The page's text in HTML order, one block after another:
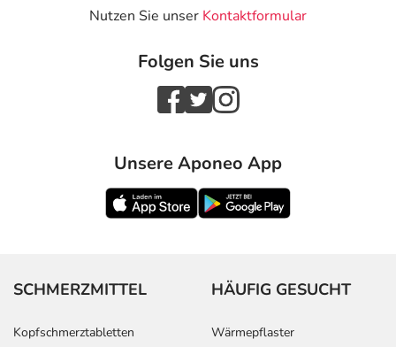
Nutzen Sie unser Kontaktformular
Folgen Sie uns
Unsere Aponeo App
SCHMERZMITTEL
Kopfschmerztabletten
HÄUFIG GESUCHT
Wärmepflaster